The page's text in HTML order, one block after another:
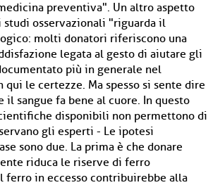
preventiva". Un altro aspetto
osservazionali "riguarda il
molti donatori riferiscono una
legata al gesto di aiutare gli
più in generale nel
le certezze. Ma spesso si sente dire
il sangue fa bene al cuore. In questo
disponibili non permettono di
gli esperti - Le ipotesi
sono due. La prima è che donare
riduca le riserve di ferro
ferro in eccesso contribuirebbe alla